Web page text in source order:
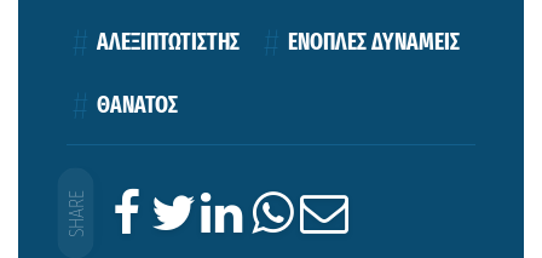
ΑΛΕΞΙΠΤΩΤΙΣΤΗΣ ΕΝΟΠΛΕΣ ΔΥΝΑΜΕΙΣ
ΘΑΝΑΤΟΣ